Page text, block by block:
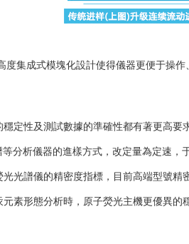
集成式模塊化設計使得儀器更便于操
定性及測試數據的準確性都有著更高要
分析儀器的進樣方式，改定量為定速，
光譜儀的精密度指標，目前高端型號精
素形態分析時，原子熒光主機更優異的